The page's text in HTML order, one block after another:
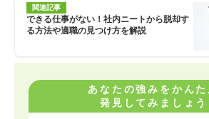
関連記事
できる仕事がない！社内ニートから脱却す
る方法や適職の見つけ方を解説
あなたの強みをかんた
発見してみましょう